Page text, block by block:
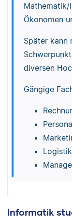
Ökonomen
Später kann
diversen
Gängige
Logistik
Informatik